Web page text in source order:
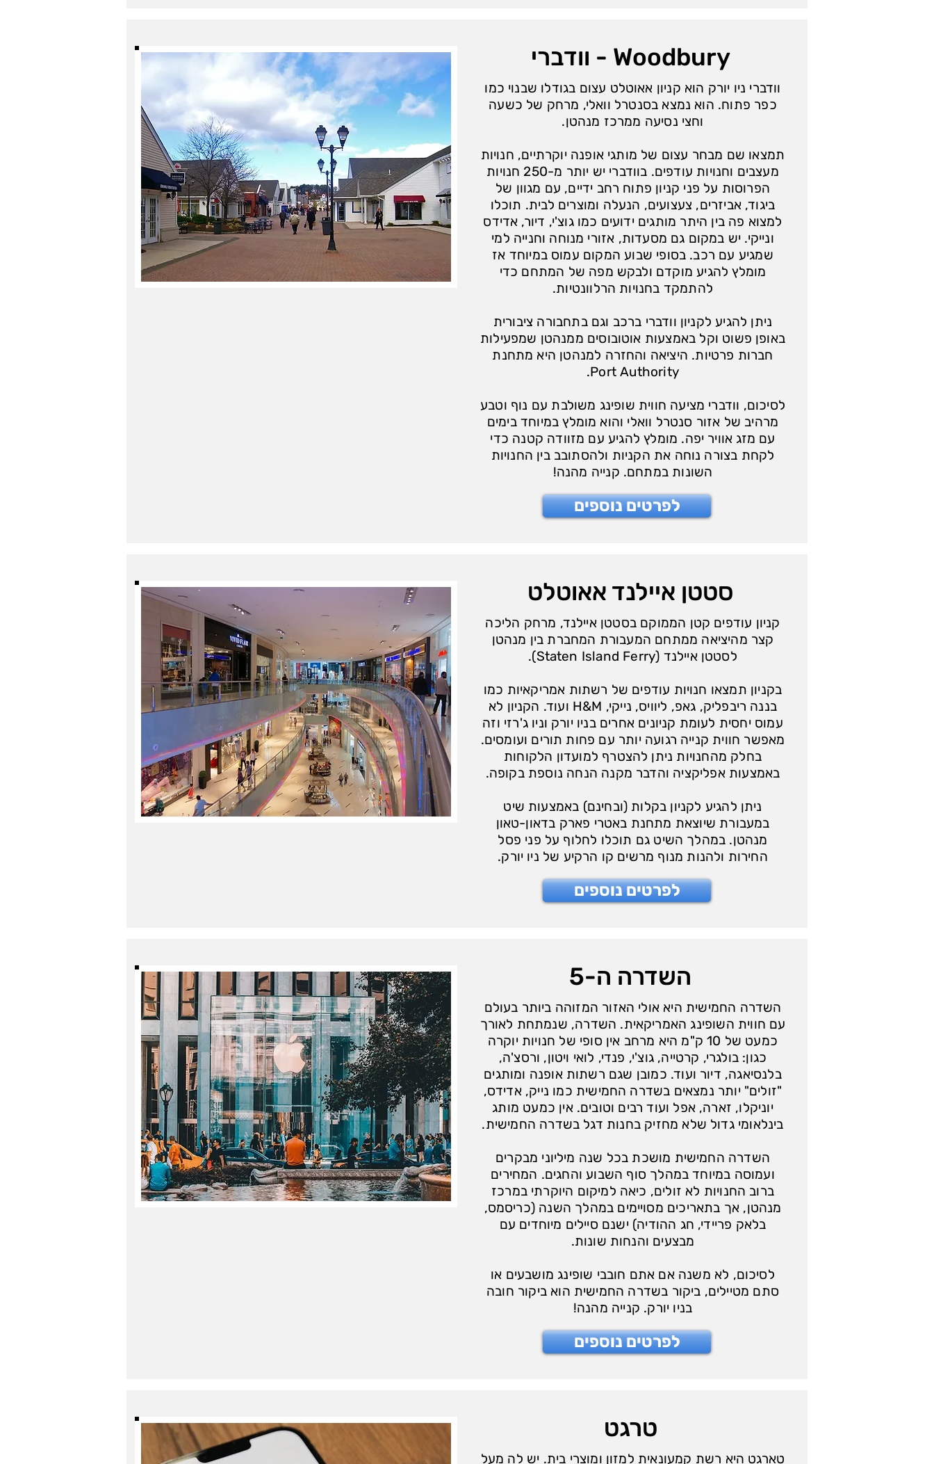
וודברי - Woodbury
וודברי ניו יורק הוא קניון אאוטלט עצום בגודלו שבנוי כמו
כפר פתוח. הוא נמצא בסנטרל וואלי, מרחק של כשעה
וחצי נסיעה ממרכז מנהטן.
תמצאו שם מבחר עצום של מותגי אופנה יוקרתיים, חנויות
מעצבים וחנויות עודפים. בוודברי יש יותר מ-250 חנויות
הפרוסות על פני קניון פתוח רחב ידיים, עם מגוון של
ביגוד, אביזרים, צעצועים, הנעלה ומוצרים לבית. תוכלו
למצוא פה בין היתר מותגים ידועים כמו גוצ'י, דיור, אדידס
ונייקי. יש במקום גם מסעדות, אזורי מנוחה וחנייה למי
שמגיע עם רכב. בסופי שבוע המקום עמוס במיוחד אז
מומלץ להגיע מוקדם ולבקש מפה של המתחם כדי
להתמקד בחנויות הרלוונטיות.
ניתן להגיע לקניון וודברי ברכב וגם בתחבורה ציבורית
באופן פשוט וקל באמצעות אוטובוסים ממנהטן שמפעילות
חברות פרטיות. היציאה והחזרה למנהטן היא מתחנת
Port Authority.
לסיכום, וודברי מציעה חווית שופינג משולבת עם נוף וטבע
מרהיב של אזור סנטרל וואלי והוא מומלץ במיוחד בימים
עם מזג אוויר יפה. מומלץ להגיע עם מזוודה קטנה כדי
לקחת בצורה נוחה את הקניות ולהסתובב בין החנויות
השונות במתחם. קנייה מהנה!
לפרטים נוספים
סטטן איילנד אאוטלט
קניון עודפים קטן הממוקם בסטטן איילנד, מרחק הליכה
קצר מהיציאה ממתחם המעבורת המחברת בין מנהטן
לסטטן איילנד (Staten Island Ferry).
בקניון תמצאו חנויות עודפים של רשתות אמריקאיות כמו
בננה ריבפליק, גאפ, ליוויס, נייקי, H&M ועוד. הקניון לא
עמוס יחסית לעומת קניונים אחרים בניו יורק וניו ג'רזי וזה
מאפשר חווית קנייה רגועה יותר עם פחות תורים ועומסים.
בחלק מהחנויות ניתן להצטרף למועדון הלקוחות
באמצעות אפליקציה והדבר מקנה הנחה נוספת בקופה.
ניתן להגיע לקניון בקלות (ובחינם) באמצעות שיט
במעבורת שיוצאת מתחנת באטרי פארק בדאון-טאון
מנהטן. במהלך השיט גם תוכלו לחלוף על פני פסל
החירות ולהנות מנוף מרשים קו הרקיע של ניו יורק.
לפרטים נוספים
השדרה ה-5
השדרה החמישית היא אולי האזור המזוהה ביותר בעולם
עם חווית השופינג האמריקאית. השדרה, שנמתחת לאורך
כמעט של 10 ק"מ היא מרחב אין סופי של חנויות יוקרה
כגון: בולגרי, קרטייה, גוצ'י, פנדי, לואי ויטון, ורסצ'ה,
בלנסיאגה, דיור ועוד. כמובן שגם רשתות אופנה ומותגים
"זולים" יותר נמצאים בשדרה החמישית כמו נייק, אדידס,
יוניקלו, זארה, אפל ועוד רבים וטובים. אין כמעט מותג
בינלאומי גדול שלא מחזיק בחנות דגל בשדרה החמישית.
השדרה החמישית מושכת בכל שנה מיליוני מבקרים
ועמוסה במיוחד במהלך סוף השבוע והחגים. המחירים
ברוב החנויות לא זולים, כיאה למיקום היוקרתי במרכז
מנהטן, אך בתאריכים מסויימים במהלך השנה (כריסמס,
בלאק פריידי, חג ההודיה) ישנם סיילים מיוחדים עם
מבצעים והנחות שונות.
לסיכום, לא משנה אם אתם חובבי שופינג מושבעים או
סתם מטיילים, ביקור בשדרה החמישית הוא ביקור חובה
בניו יורק. קנייה מהנה!
לפרטים נוספים
טרגט
טארגט היא רשת קמעונאית למזון ומוצרי בית. יש לה מעל